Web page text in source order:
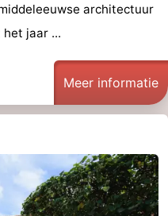
architectuur
jaar ...
Meer informatie